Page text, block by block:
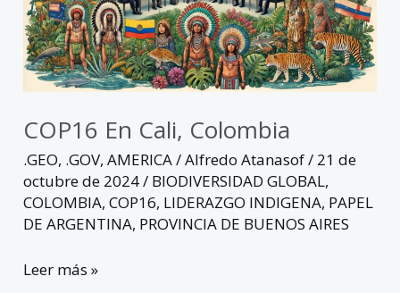
COP16 En Cali, Colombia
.GEO, .GOV,AMERICA/Alfredo Atanasof/ 21 de
octubre de 2024/ BIODIVERSIDAD GLOBAL,
COLOMBIA,COP16, LIDERAZGO INDIGENA, PAPEL
DE ARGENTINA, PROVINCIA DE BUENOS AIRES
Leer más »